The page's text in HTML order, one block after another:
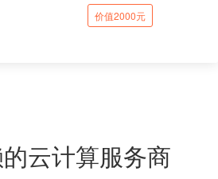
价值2000元
云计算服务商